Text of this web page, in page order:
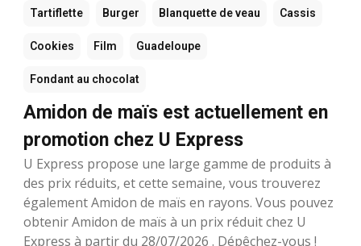
Tartiflette Burger Blanquette de veau Cassis
Cookies Film Guadeloupe
Fondant au chocolat
Amidon de maïs est actuellement en
promotion chez U Express
U Express propose une large gamme de produits à
des prix réduits, et cette semaine, vous trouverez
également Amidon de maïs en rayons. Vous pouvez
obtenir Amidon de maïs à un prix réduit chez U
Express à partir du 28/07/2026 . Dépêchez-vous !